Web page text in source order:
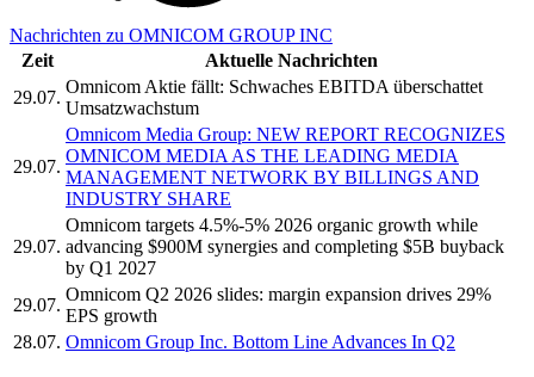
Nachrichten zu OMNICOM GROUP INC
Zeit
Aktuelle Nachrichten
29.07.
Omnicom Aktie fällt: Schwaches EBITDA überschattet
Umsatzwachstum
29.07.
Omnicom Media Group: NEW REPORT RECOGNIZES
OMNICOM MEDIA AS THE LEADING MEDIA
MANAGEMENT NETWORK BY BILLINGS AND
INDUSTRY SHARE
29.07.
Omnicom targets 4.5%-5% 2026 organic growth while
advancing $900M synergies and completing $5B buyback
by Q1 2027
29.07.
Omnicom Q2 2026 slides: margin expansion drives 29%
EPS growth
28.07. Omnicom Group Inc. Bottom Line Advances In Q2